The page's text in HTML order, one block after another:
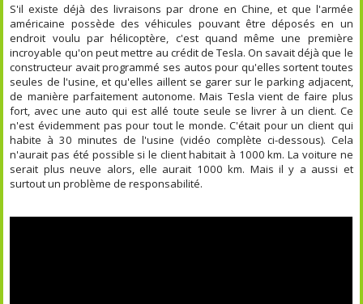
S'il existe déjà des livraisons par drone en Chine, et que l'armée
américaine possède des véhicules pouvant être déposés en un
endroit voulu par hélicoptère, c'est quand même une première
incroyable qu'on peut mettre au crédit de Tesla. On savait déjà que le
constructeur avait programmé ses autos pour qu'elles sortent toutes
seules de l'usine, et qu'elles aillent se garer sur le parking adjacent,
de manière parfaitement autonome. Mais Tesla vient de faire plus
fort, avec une auto qui est allé toute seule se livrer à un client. Ce
n'est évidemment pas pour tout le monde. C'était pour un client qui
habite à 30 minutes de l'usine (vidéo complète ci-dessous). Cela
n'aurait pas été possible si le client habitait à 1000 km. La voiture ne
serait plus neuve alors, elle aurait 1000 km. Mais il y a aussi et
surtout un problème de responsabilité.